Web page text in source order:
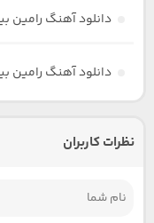
دانلود آهنگ رامین
دانلود آهنگ رامین
نظرات کاربران